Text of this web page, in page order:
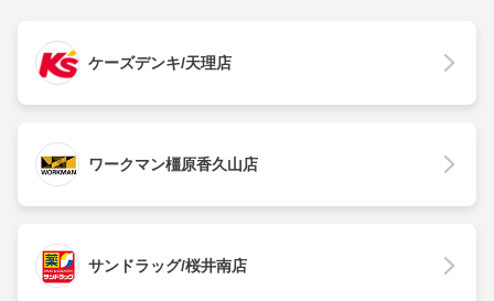
ケーズデンキ/天理店
ワークマン橿原香久山店
サンドラッグ/桜井南店